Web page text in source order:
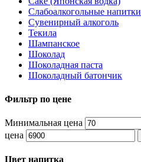
Слабоалкогольные напитки
Сувенирный алкоголь
Текила
Шампанское
Шоколад
Шоколадная паста
Шоколадный батончик
Фильтр по цене
Минимальная цена
цена
Цвет напитка